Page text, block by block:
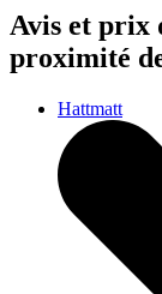
Avis et prix
proximité
Hattmatt